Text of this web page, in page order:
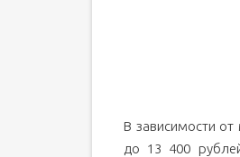
В зависимости
до 13 400